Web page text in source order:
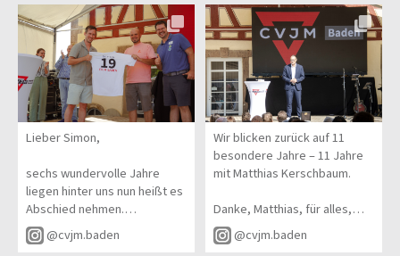
Bis dahin könnt ihr gerne
weiterhin einen Blick auf
diese Kanäle werfen. Dort
bekommt ihr Eindrücke
davon, was im Sommer in
Baden alles passiert und
welche vielfältigen Angebote
Wir wünschen euch eine
gesegnete, erholsame und
Lieber Simon,
sechs wundervolle Jahre
liegen hinter uns nun heißt es
Abschied nehmen.
Danke für deinen treuen
@cvjm.baden
Wir blicken zurück auf 11
besondere Jahre – 11 Jahre
mit Matthias Kerschbaum.
Danke, Matthias, für alles,
was du investiert, bewegt
und mitgetragen hast. Für
@cvjm.baden